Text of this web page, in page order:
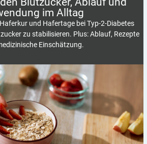
im Alltag
und Hafertage bei Typ-2-Diabetes
zu stabilisieren. Plus: Ablauf, Rezepte
Einschätzung.